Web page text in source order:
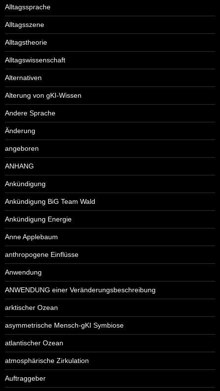
Alltagssprache
Alltagsszene
Alltagstheorie
Alltagswissenschaft
Alternativen
Alterung von gKI-Wissen
Andere Sprache
Änderung
angeboren
ANHANG
Ankündigung
Ankündigung BiG Team Wald
Ankündigung Energie
Anne Applebaum
anthropogene Einflüsse
Anwendung
ANWENDUNG einer Veränderungsbeschreibung
arktischer Ozean
asymmetrische Mensch-gKI Symbiose
atlantischer Ozean
atmosphärische Zirkulation
Auftraggeber